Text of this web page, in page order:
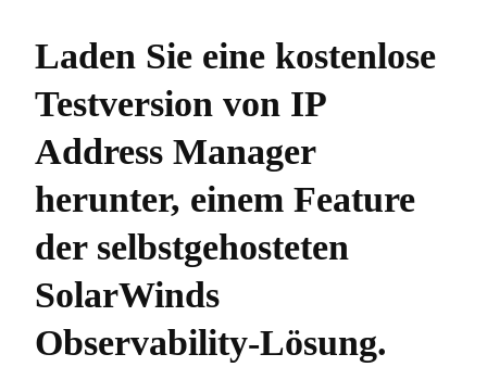
Laden Sie eine kostenlose
Testversion von IP
Address Manager
herunter, einem Feature
der selbstgehosteten
SolarWinds
Observability-Lösung.